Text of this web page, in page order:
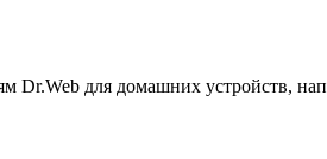
Dr.Web для домашних устройств,